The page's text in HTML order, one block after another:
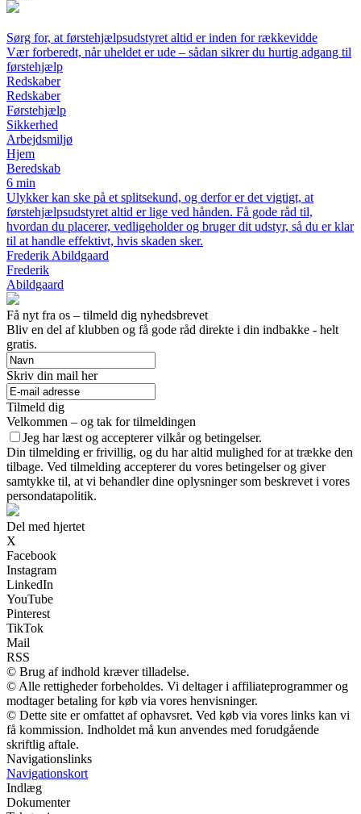
Sørg for, at førstehjælpsudstyret altid er inden for rækkevidde
Vær forberedt, når uheldet er ude – sådan sikrer du hurtig adgang til
førstehjælp
Redskaber
Redskaber
Førstehjælp
Sikkerhed
Arbejdsmiljø
Hjem
Beredskab
6 min
Ulykker kan ske på et splitsekund, og derfor er det vigtigt, at
førstehjælpsudstyret altid er lige ved hånden. Få gode råd til,
hvordan du placerer, vedligeholder og bruger dit udstyr, så du er klar
til at handle effektivt, hvis skaden sker.
Frederik Abildgaard
Frederik
Abildgaard
Få nyt fra os – tilmeld dig nyhedsbrevet
Bliv en del af klubben og få gode råd direkte i din indbakke - helt
gratis.
Skriv din mail her
Tilmeld dig
Velkommen – og tak for tilmeldingen
Jeg har læst og accepterer vilkår og betingelser.
Din tilmelding er frivillig, og du har altid mulighed for at trække den
tilbage. Ved tilmelding accepterer du vores betingelser og giver
samtykke til, at vi behandler dine oplysninger som beskrevet i vores
persondatapolitik.
Del med hjertet
X
Facebook
Instagram
LinkedIn
YouTube
Pinterest
TikTok
Mail
RSS
© Brug af indhold kræver tilladelse.
© Alle rettigheder forbeholdes. Vi deltager i affiliateprogrammer og
modtager betaling for køb via vores henvisninger.
© Dette site er omfattet af ophavsret. Ved køb via vores links kan vi
få kommission. Indholdet må kun anvendes med forudgående
skriftlig aftale.
Navigationslinks
Navigationskort
Indlæg
Dokumenter